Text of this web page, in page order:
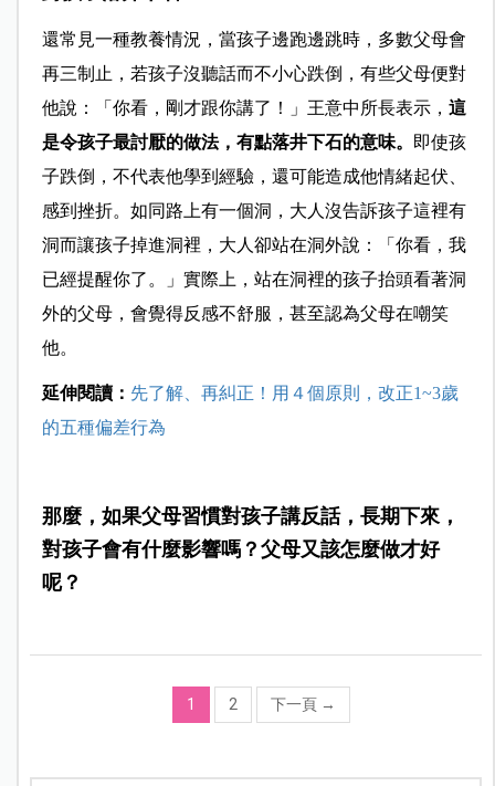
還常見一種教養情況，當孩子邊跑邊跳時，多數父母會
再三制止，若孩子沒聽話而不小心跌倒，有些父母便對
他說：「你看，剛才跟你講了！」王意中所長表示， 這
是令孩子最討厭的做法，有點落井下石的意味。
即使孩
子跌倒，不代表他學到經驗，還可能造成他情緒起伏、
感到挫折。如同路上有一個洞，大人沒告訴孩子這裡有
洞而讓孩子掉進洞裡，大人卻站在洞外說：「你看，我
已經提醒你了。」實際上，站在洞裡的孩子抬頭看著洞
外的父母，會覺得反感不舒服，甚至認為父母在嘲笑
他。
延伸閱讀： 先了解、再糾正！用４個原則，改正1~3歲
的五種偏差行為
那麼，如果父母習慣對孩子講反話，長期下來，
對孩子會有什麼影響嗎？父母又該怎麼做才好
呢？
1 2 下一頁 →